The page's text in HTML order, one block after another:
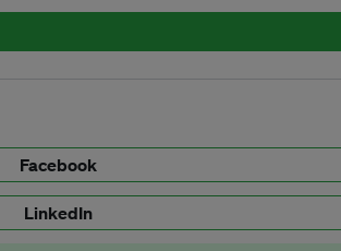
Facebook
LinkedIn